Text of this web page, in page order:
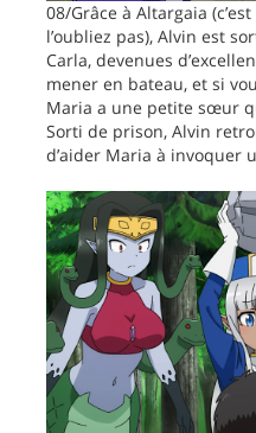
08/Grâce à Altargaia
l’oubliez pas), Alvin est
Carla, devenues
mener en bateau, et si
Maria a une petite sœur
Sorti de prison, Alvin
d’aider Maria à invoquer